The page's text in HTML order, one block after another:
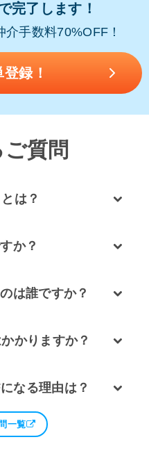
完了します！
手数料70%OFF！
録！
質問
は？
か？
は誰ですか？
かりますか？
なる理由は？
一覧